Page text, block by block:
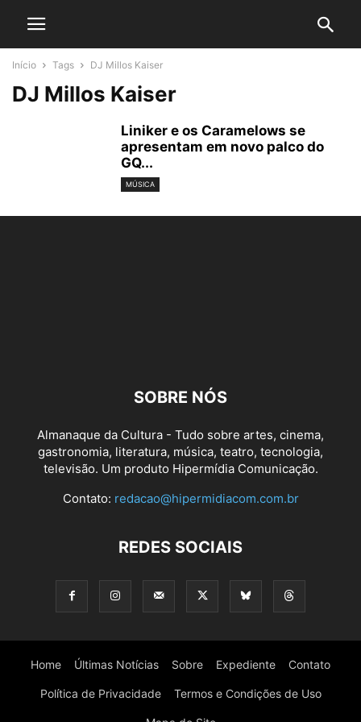
Início Tags DJ Millos Kaiser
DJ Millos Kaiser
Liniker e os Caramelows se
apresentam em novo palco do
GQ...
MÚSICA
SOBRE NÓS
Almanaque da Cultura - Tudo sobre artes, cinema,
gastronomia, literatura, música, teatro, tecnologia,
televisão. Um produto Hipermídia Comunicação.
Contato: redacao@hipermidiacom.com.br
REDES SOCIAIS
Home Últimas Notícias Sobre Expediente Contato
Política de Privacidade Termos e Condições de Uso